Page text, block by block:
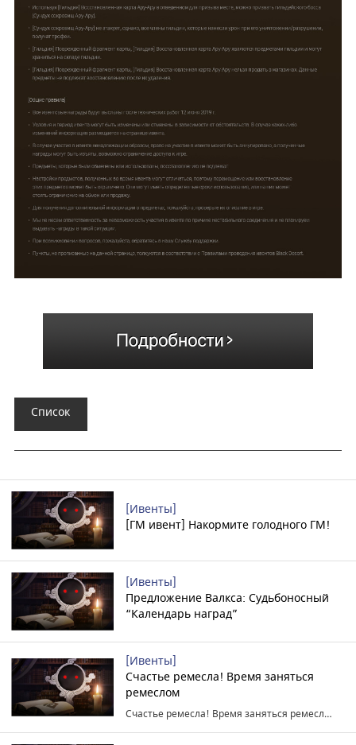
Список
[Ивенты]
[ГМ ивент] Накормите голодного ГМ!
[Ивенты]
Предложение Валкса: Судьбоносный
“Календарь наград”
[Ивенты]
Счастье ремесла! Время заняться
ремеслом
Счастье ремесла! Время заняться ремеслом